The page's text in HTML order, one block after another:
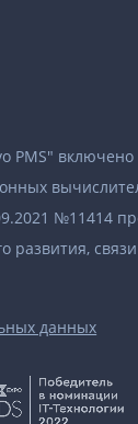
PMS"
№11414
развития,
данных